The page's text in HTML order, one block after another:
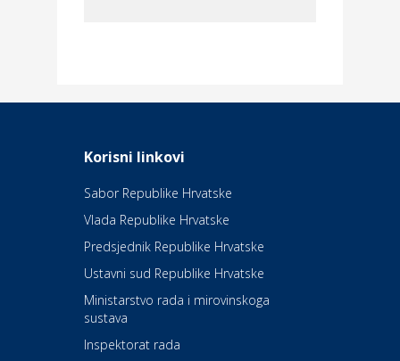
Daruvarske toplice – ljekovita
Kultura i edukacija
Kazalište Kerempuh
Kultura i edukacija
Kazalište ZKM
Korisni linkovi
Sabor Republike Hrvatske
Vlada Republike Hrvatske
Predsjednik Republike Hrvatske
Ustavni sud Republike Hrvatske
Ministarstvo rada i mirovinskoga
sustava
Inspektorat rada